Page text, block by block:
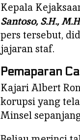
h
S
m
t
k
a
n
R
Kepala
Santoso, S.H.,
pers tersebut,
jajaran staf.
Pemaparan
Kajari Albert
korupsi yang
Minsel